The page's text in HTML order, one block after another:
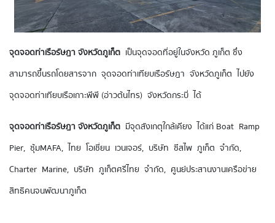
จุดจอดท่าเรือรัษฎา จังหวัดภูเก็ต เป็นจุดจอดที่อยู่ในจังหวัด ภูเก็ต ซึ่ง
สามารถขึ้นรถโดยสารจาก จุดจอดท่าเทียบเรือรัษฎา จังหวัดภูเก็ต ไปยัง
จุดจอดท่าเทียบเรือเกาะพีพี (อ่าวต้นไทร) จังหวัดกระบี่ ได้
จุดจอดท่าเรือรัษฎา จังหวัดภูเก็ต มีจุดสังเกตุใกล้เคียง ได้แก่ Boat Ramp
Pier, ซุ้มMAFA, ไทย โอเชี่ยน เวนเจอร์, บริษัท ซีสไพ ภูเก็ต จำกัด,
Charter Marine, บริษัท ภูเก็ตศรีไทย จำกัด, ศูนย์ประสานงานเครือข่าย
สิทธิคนจนพัฒนาภูเก็ต